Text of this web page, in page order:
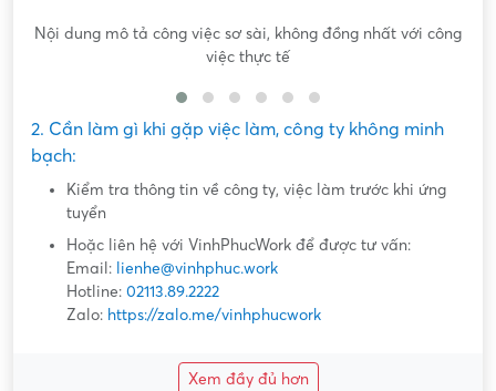
Nội dung mô tả công việc sơ sài, không đồng nhất với công
việc thực tế
2. Cần làm gì khi gặp việc làm, công ty không minh
bạch:
Kiểm tra thông tin về công ty, việc làm trước khi ứng
tuyển
Hoặc liên hệ với VinhPhucWork để được tư vấn:
Email: lienhe@vinhphuc.work
Hotline: 02113.89.2222
Zalo: https://zalo.me/vinhphucwork
Xem đầy đủ hơn